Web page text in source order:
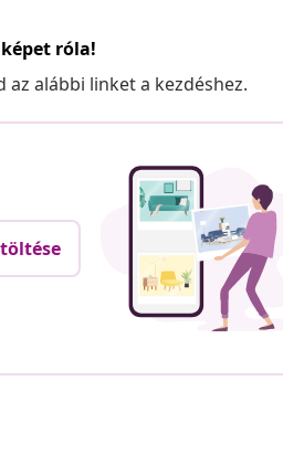
róla!
alábbi linket a kezdéshez.